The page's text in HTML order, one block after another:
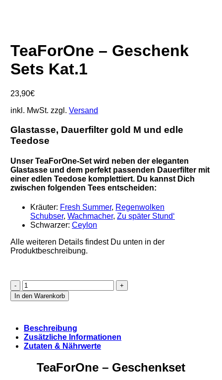
TeaForOne – Geschenk
Sets Kat.1
23,90€
inkl. MwSt. zzgl. Versand
Glastasse, Dauerfilter gold M und edle
Teedose
Unser TeaForOne-Set wird neben der eleganten
Glastasse und dem perfekt passenden Dauerfilter mit
einer edlen Teedose komplettiert. Du kannst Dich
zwischen folgenden Tees entscheiden:
Kräuter: Fresh Summer, Regenwolken
Schubser, Wachmacher, Zu später Stund‘
Schwarzer: Ceylon
Alle weiteren Details findest Du unten in der
Produktbeschreibung.
TeaForOne
-
Geschenk
Menge
In den Warenkorb
Beschreibung
Zusätzliche Informationen
Zutaten & Nährwerte
TeaForOne – Geschenkset